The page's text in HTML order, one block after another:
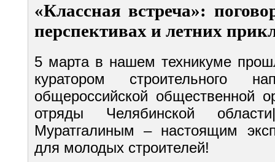
«Классная встреча»:
перспективах и летних
5 марта в нашем техникуме
куратором строительного
общероссийской общественной
отряды Челябинской
Муратгалиным – настоящим
для молодых строителей!